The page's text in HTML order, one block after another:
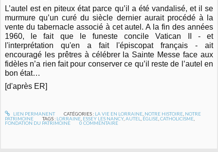
L’autel est en piteux état parce qu’il a été vandalisé, et il se
murmure qu’un curé du siècle dernier aurait procédé à la
vente du tabernacle associé à cet autel. A la fin des années
1960, le fait que le funeste concile Vatican II - et
l'interprétation qu'en a fait l'épiscopat français - ait
encouragé les prêtres à célébrer la Sainte Messe face aux
fidèles n’a rien fait pour conserver ce qu’il reste de l’autel en
bon état…
[d'après ER]
LIEN PERMANENT CATÉGORIES : LA VIE EN LORRAINE, NOTRE HISTOIRE, NOTRE
PATRIMOINE
TAGS : LORRAINE ESSEY LES NANCY,AUTEL ÉGLISE ,CATHOLICISME
FONDATION DU PATRIMOINE 0 COMMENTAIRE